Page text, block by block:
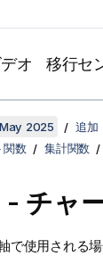
オ 移行セ
2025 追加
関数
集計関数
- チャ
で使用される